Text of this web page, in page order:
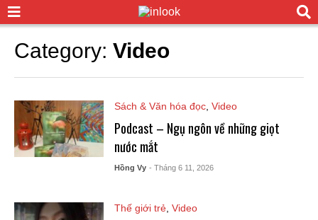
Category: Video
Sách & Văn hóa đọc, Video
Podcast – Ngụ ngôn về những giọt
nước mắt
Hồng Vy - Tháng 6 11, 2026
Thế giới trẻ, Video